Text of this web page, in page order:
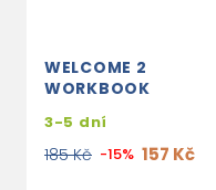
WELCOME 2
WORKBOOK
3-5 dní
185 Kč -15% 157 Kč